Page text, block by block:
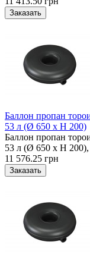
Баллон пропан
53 л (Ø 650 х H 200)
Баллон пропан
53 л (Ø 650 х H
11 576.25 грн